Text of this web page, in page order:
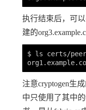
执行结束后，可以
建的
$ ls certs/
注意cryptogen生
中只使用了其中